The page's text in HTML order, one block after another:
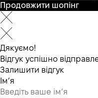
Продовжити шопінг
Дякуємо!
Відгук успішно
Залишити відгук
Ім’я